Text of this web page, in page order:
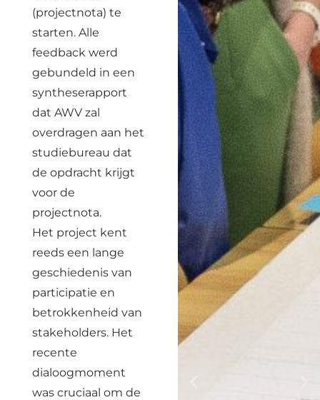
(projectnota) te
starten. Alle
feedback werd
gebundeld in een
syntheserapport
dat AWV zal
overdragen aan het
studiebureau dat
de opdracht krijgt
voor de
projectnota.
Het project kent
reeds een lange
geschiedenis van
participatie en
betrokkenheid van
stakeholders. Het
recente
dialoogmoment
was cruciaal om de